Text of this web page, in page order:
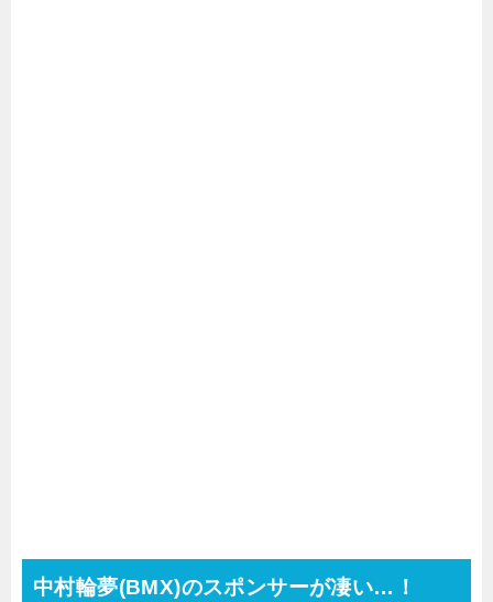
中村輪夢(BMX)のスポンサーが凄い…！